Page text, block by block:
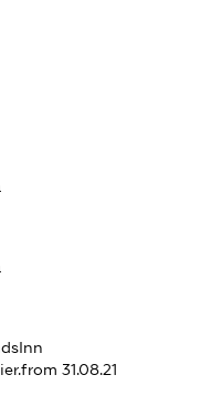
31.08.21